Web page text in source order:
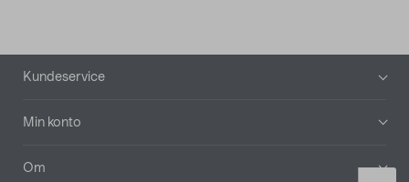
Bunntekst
Kundeservice
Min konto
Om